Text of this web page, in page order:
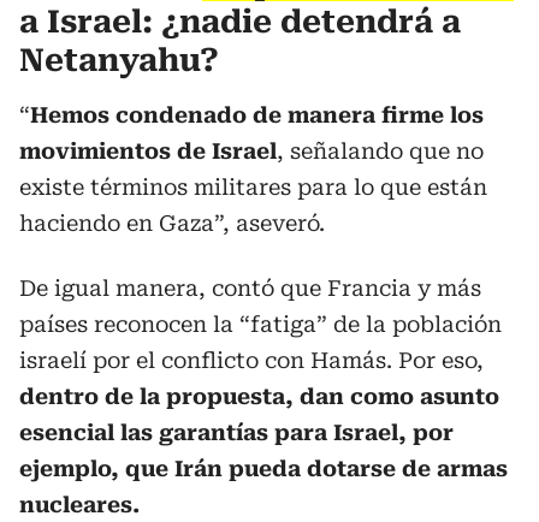
a Israel: ¿nadie detendrá a
Netanyahu?
“Hemos condenado de manera firme los
movimientos de Israel, señalando que no
existe términos militares para lo que están
haciendo en Gaza”, aseveró.
De igual manera, contó que Francia y más
países reconocen la “fatiga” de la población
israelí por el conflicto con Hamás. Por eso,
dentro de la propuesta, dan como asunto
esencial las garantías para Israel, por
ejemplo, que Irán pueda dotarse de armas
nucleares.